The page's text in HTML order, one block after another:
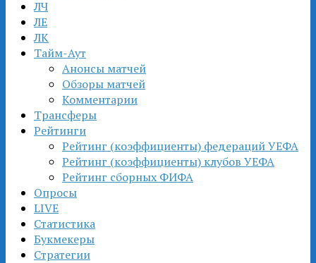
ЛЧ
ЛЕ
ЛК
Тайм-Аут
Анонсы матчей
Обзоры матчей
Комментарии
Трансферы
Рейтинги
Рейтинг (коэффициенты) федераций УЕФА
Рейтинг (коэффициенты) клубов УЕФА
Рейтинг сборных ФИФА
Опросы
LIVE
Статистика
Букмекеры
Стратегии